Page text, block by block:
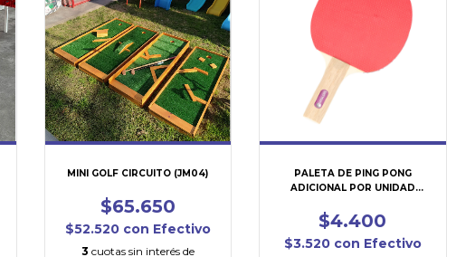
MINI GOLF CIRCUITO (JM04)
$65.650
$52.520 con Efectivo
3 cuotas sin interés de
PALETA DE PING PONG
ADICIONAL POR UNIDAD
$4.400
$3.520 con Efectivo